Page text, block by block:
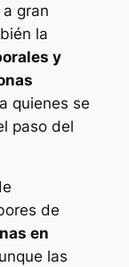
gran
la
y
quienes se
paso del
de
en
las